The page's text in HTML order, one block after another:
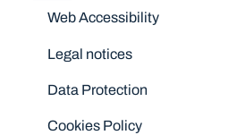
Disclaimers
Web Accessibility
Legal notices
Data Protection
Cookies Policy